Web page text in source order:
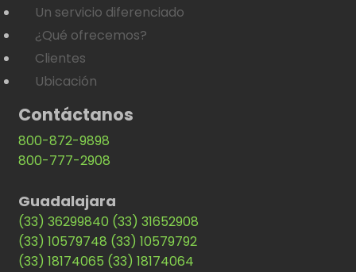
Un servicio diferenciado
¿Qué ofrecemos?
Clientes
Ubicación
Contáctanos
800-872-9898
800-777-2908
Guadalajara
(33) 36299840 (33) 31652908
(33) 10579748 (33) 10579792
(33) 18174065 (33) 18174064